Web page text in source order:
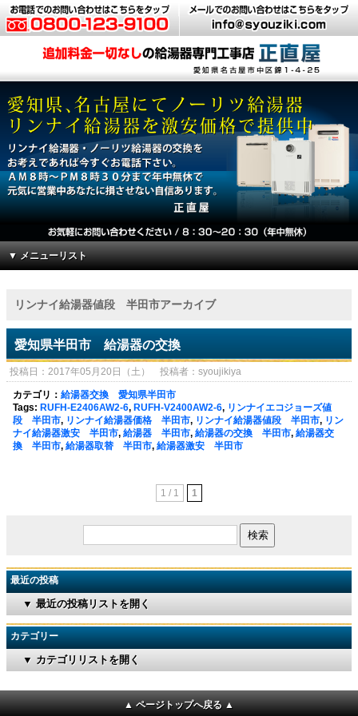
▼ メニューリスト
リンナイ給湯器値段 半田市アーカイブ
愛知県半田市 給湯器の交換
投稿日：2017年05月20日（土） 投稿者：syoujikiya
カテゴリ： 給湯器交換 愛知県半田市
Tags: RUFH-E2406AW2-6, RUFH-V2400AW2-6, リンナイエコジョーズ値
段 半田市, リンナイ給湯器価格 半田市, リンナイ給湯器値段 半田市, リン
ナイ給湯器激安 半田市, 給湯器 半田市, 給湯器の交換 半田市, 給湯器交
換 半田市, 給湯器取替 半田市, 給湯器激安 半田市
1 / 1 1
最近の投稿
▼ 最近の投稿リストを開く
カテゴリー
▼ カテゴリリストを開く
▲ ページトップへ戻る ▲